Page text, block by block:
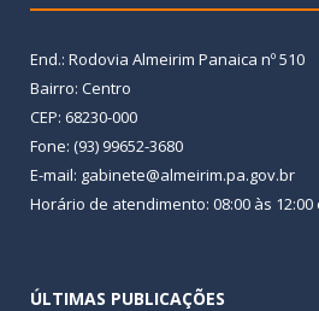
End.: Rodovia Almeirim Panaica nº 510
Bairro: Centro
CEP: 68230-000
Fone: (93) 99652-3680
E-mail: gabinete@almeirim.pa.gov.br
Horário de atendimento: 08:00 às 12:00
ÚLTIMAS PUBLICAÇÕES